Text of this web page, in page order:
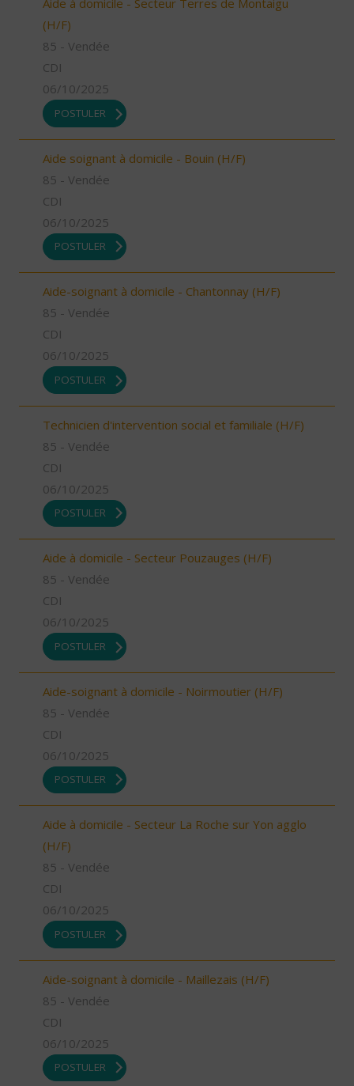
Aide à domicile - Secteur Terres de Montaigu
(H/F)
85 - Vendée
CDI
06/10/2025
POSTULER
Aide soignant à domicile - Bouin (H/F)
85 - Vendée
CDI
06/10/2025
POSTULER
Aide-soignant à domicile - Chantonnay (H/F)
85 - Vendée
CDI
06/10/2025
POSTULER
Technicien d'intervention social et familiale (H/F)
85 - Vendée
CDI
06/10/2025
POSTULER
Aide à domicile - Secteur Pouzauges (H/F)
85 - Vendée
CDI
06/10/2025
POSTULER
Aide-soignant à domicile - Noirmoutier (H/F)
85 - Vendée
CDI
06/10/2025
POSTULER
Aide à domicile - Secteur La Roche sur Yon agglo
(H/F)
85 - Vendée
CDI
06/10/2025
POSTULER
Aide-soignant à domicile - Maillezais (H/F)
85 - Vendée
CDI
06/10/2025
POSTULER